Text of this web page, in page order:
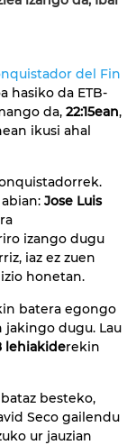
del Fin
hasiko da ETB-
da, 22:15ean,
ikusi ahal
Jose Luis
izango dugu
iaz ez zuen
honetan.
batera egongo
dugu. Lau
lehiakiderekin
besteko,
Seco gailendu
ur jauzian